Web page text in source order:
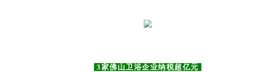
3家佛山卫浴企业纳税超亿元